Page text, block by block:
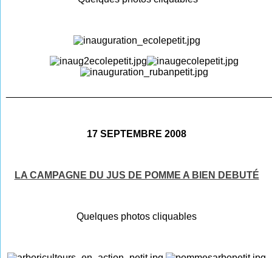
17 SEPTEMBRE 2008
LA CAMPAGNE DU JUS DE POMME A BIEN DEBUTÉ
Quelques photos cliquables